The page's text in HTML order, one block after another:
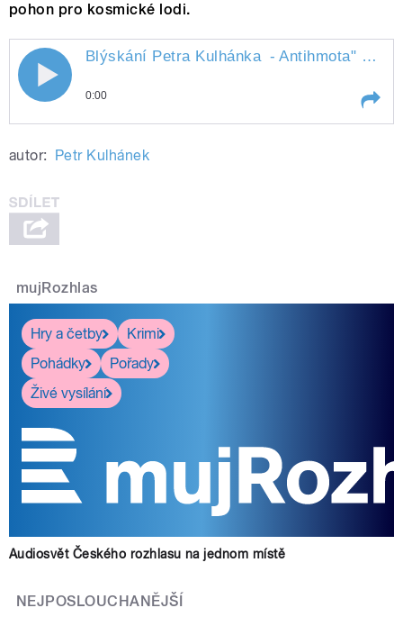
pohon pro kosmické lodi.
pause
Blýskání Petra Kulhánka - Antihmota" style="">
0:00
autor:
Petr Kulhánek
mujRozhlas
Hry a četby
Krimi
Pohádky
Pořady
Živé vysílání
Audiosvět Českého rozhlasu na jednom místě
NEJPOSLOUCHANĚJŠÍ